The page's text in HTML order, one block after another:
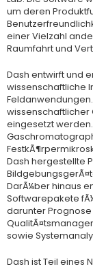
um deren
einer Vielzahl
Raumfahrt und
Dash entwirft und
wissenschaftliche
wissenschaftlicher
eingesetzt
Dash hergestellte
DarÃ¼ber hinaus
Softwarepakete
darunter
sowie
Dash ist Teil eines